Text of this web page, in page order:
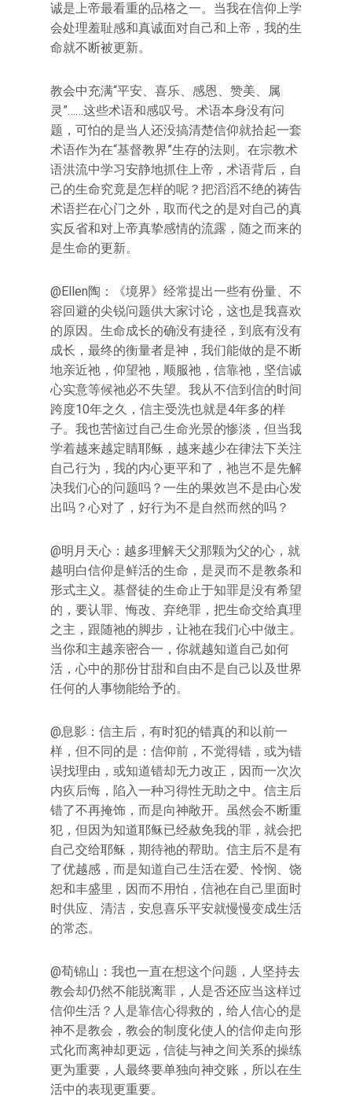
诚是上帝最看重的品格之一。当我在信仰上学
会处理羞耻感和真诚面对自己和上帝，我的生
命就不断被更新。
教会中充满“平安、喜乐、感恩、赞美、属
灵”……这些术语和感叹号。术语本身没有问
题，可怕的是当人还没搞清楚信仰就拾起一套
术语作为在“基督教界”生存的法则。在宗教术
语洪流中学习安静地抓住上帝，术语背后，自
己的生命究竟是怎样的呢？把滔滔不绝的祷告
术语拦在心门之外，取而代之的是对自己的真
实反省和对上帝真挚感情的流露，随之而来的
是生命的更新。
@Ellen陶：《境界》经常提出一些有份量、不
容回避的尖锐问题供大家讨论，这也是我喜欢
的原因。生命成长的确没有捷径，到底有没有
成长，最终的衡量者是神，我们能做的是不断
地亲近祂，仰望祂，顺服祂，信靠祂，坚信诚
心实意等候祂必不失望。我从不信到信的时间
跨度10年之久，信主受洗也就是4年多的样
子。我也苦恼过自己生命光景的惨淡，但当我
学着越来越定睛耶稣，越来越少在律法下关注
自己行为，我的内心更平和了，祂岂不是先解
决我们心的问题吗？一生的果效岂不是由心发
出吗？心对了，好行为不是自然而然的吗？
@明月天心：越多理解天父那颗为父的心，就
越明白信仰是鲜活的生命，是灵而不是教条和
形式主义。基督徒的生命止于知罪是没有希望
的，要认罪、悔改、弃绝罪，把生命交给真理
之主，跟随祂的脚步，让祂在我们心中做主。
当你和主越亲密合一，你就越知道自己如何
活，心中的那份甘甜和自由不是自己以及世界
任何的人事物能给予的。
@息影：信主后，有时犯的错真的和以前一
样，但不同的是：信仰前，不觉得错，或为错
误找理由，或知道错却无力改正，因而一次次
内疚后悔，陷入一种习得性无助之中。信主后
错了不再掩饰，而是向神敞开。虽然会不断重
犯，但因为知道耶稣已经赦免我的罪，就会把
自己交给耶稣，期待祂的帮助。信主后不是有
了优越感，而是知道自己生活在爱、怜悯、饶
恕和丰盛里，因而不用怕，信祂在自己里面时
时供应、清洁，安息喜乐平安就慢慢变成生活
的常态。
@荀锦山：我也一直在想这个问题，人坚持去
教会却仍然不能脱离罪，人是否还应当这样过
信仰生活？人是靠信心得救的，给人信心的是
神不是教会，教会的制度化使人的信仰走向形
式化而离神却更远，信徒与神之间关系的操练
更为重要，人最终要单独向神交账，所以在生
活中的表现更重要。